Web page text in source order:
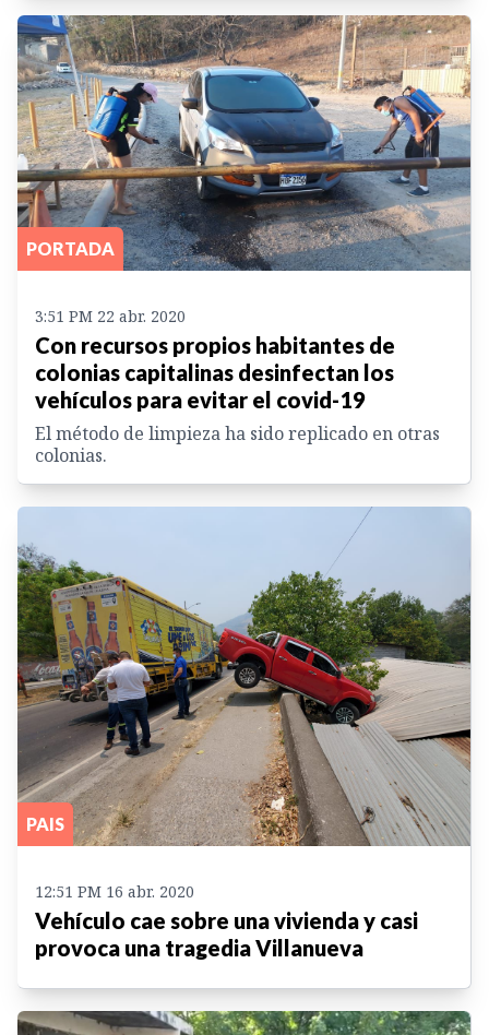
PORTADA
3:51 PM 22 abr. 2020
Con recursos propios habitantes de
colonias capitalinas desinfectan los
vehículos para evitar el covid-19
El método de limpieza ha sido replicado en otras
colonias.
PAIS
12:51 PM 16 abr. 2020
Vehículo cae sobre una vivienda y casi
provoca una tragedia Villanueva